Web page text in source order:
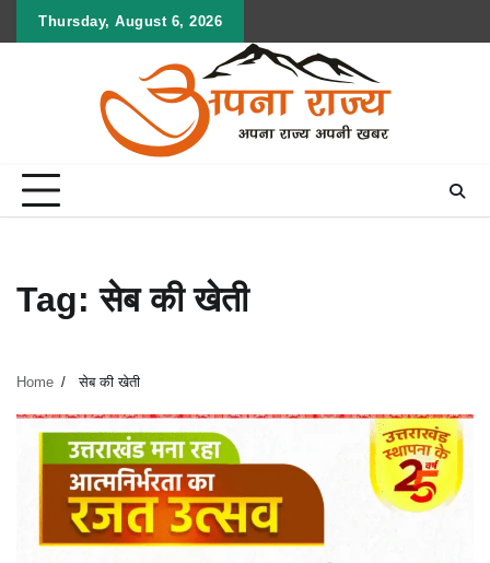
Thursday, August 6, 2026
Tag:सेब की खेती
Home सेब की खेती